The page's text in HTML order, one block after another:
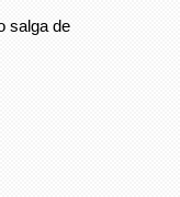
salga de